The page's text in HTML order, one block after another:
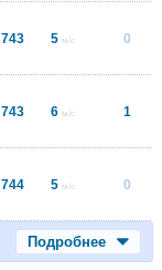
743 5 м/с 0
743 6 м/с 1
744 5 м/с 0
Подробнее